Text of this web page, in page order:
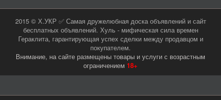
2015 © Х.УКР ✅ Самая дружелюбная доска объявлений и сайт
бесплатных объявлений. Хуль - мифическая сила времен
Гераклита, гарантирующая успех сделки между продавцом и
покупателем.
Внимание, на сайте размещены товары и услуги с возрастным
ограничением 18+